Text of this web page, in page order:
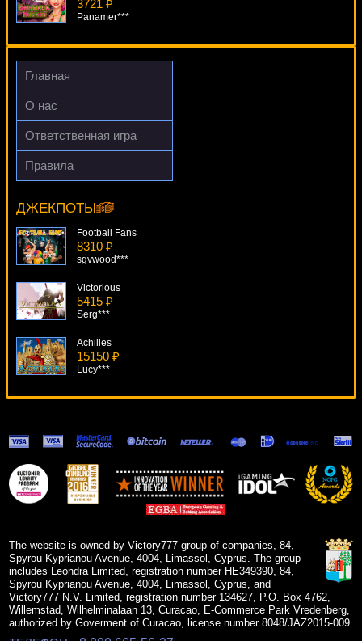
3721 ₽
Panamer***
Unicorn Magic
2940 ₽
sgvwood***
Главная
О нас
Ответственная игра
Правила
ДЖЕКПОТЫ
Throne Of Egypt
lucky***
Football Fans
8310 ₽
sgvwood***
Victorious
5415 ₽
Serg***
Achilles
15150 ₽
Lucy***
Pirate
10351 ₽
Cteb***
Battle Tanks
The website is owned by Victory777 group of companies, 84,
Spyrou Kyprianou Avenue, 4004, Limassol, Cyprus. The group
includes Leondra Limited, registration number HE349390, 84,
Spyrou Kyprianou Avenue, 4004, Limassol, Cyprus, and
Victory777 N.V. Limited, registration number 134627, P.O. Box 4762,
Willemstad, Wilhelminalaan 13, Curacao, E-Commerce Park Vredenberg,
authorized by Goverment of Curacao, license number 8048/JAZ2015-009